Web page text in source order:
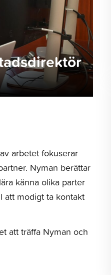
arbetet fokuserar
Nyman berättar
känna olika parter
att modigt ta kontakt
att träffa Nyman och